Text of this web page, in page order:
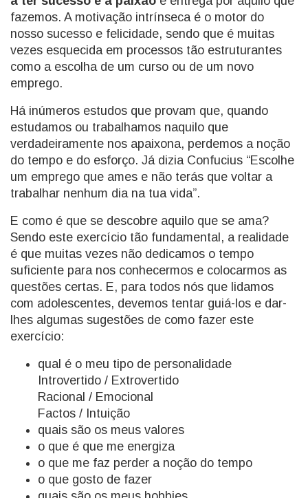
fazemos. A motivação intrínseca é o motor do
nosso sucesso e felicidade, sendo que é muitas
vezes esquecida em processos tão estruturantes
como a escolha de um curso ou de um novo
emprego.
Há inúmeros estudos que provam que, quando
estudamos ou trabalhamos naquilo que
verdadeiramente nos apaixona, perdemos a noção
do tempo e do esforço. Já dizia Confucius “Escolhe
um emprego que ames e não terás que voltar a
trabalhar nenhum dia na tua vida”.
E como é que se descobre aquilo que se ama?
Sendo este exercício tão fundamental, a realidade
é que muitas vezes não dedicamos o tempo
suficiente para nos conhecermos e colocarmos as
questões certas. E, para todos nós que lidamos
com adolescentes, devemos tentar guiá-los e dar-
lhes algumas sugestões de como fazer este
exercício:
qual é o meu tipo de personalidade
Introvertido / Extrovertido
Racional / Emocional
Factos / Intuição
quais são os meus valores
o que é que me energiza
o que me faz perder a noção do tempo
o que gosto de fazer